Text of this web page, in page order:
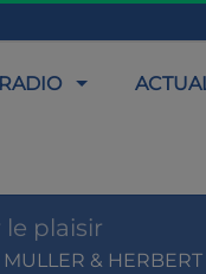
RADIO
le plaisir